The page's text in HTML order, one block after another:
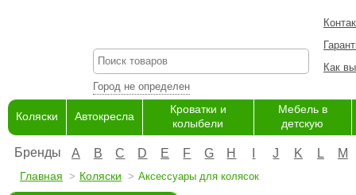
Город не определен
Как
Коляски Автокресла
Кроватки и
колыбели
Мебель в
детскую
Бренды A B C D E F G H J K L M
Главная Коляски Аксессуары для колясок